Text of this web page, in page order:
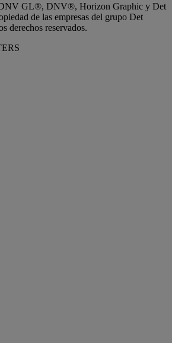
DNV GL®, DNV®, Horizon Graphic y Det
de las empresas del grupo Det
derechos reservados.